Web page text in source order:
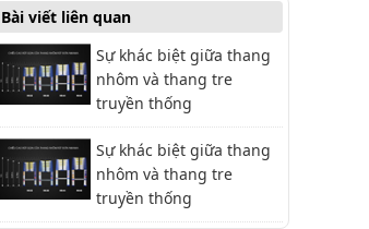
Bài viết liên quan
Sự khác biệt giữa thang
nhôm và thang tre
truyền thống
Sự khác biệt giữa thang
nhôm và thang tre
truyền thống